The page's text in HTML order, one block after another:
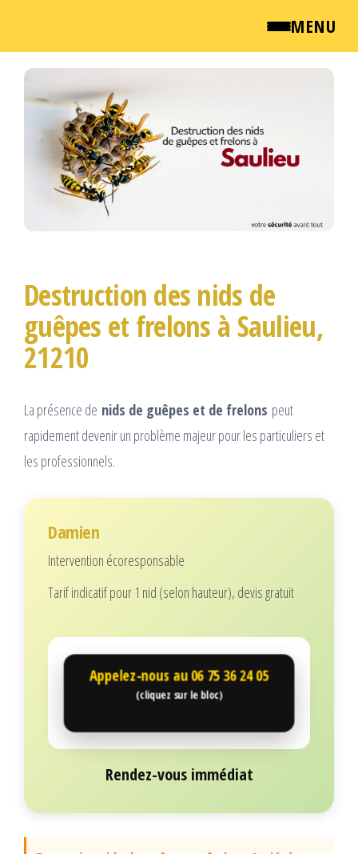
MENU
QUI SOMMES NOUS ?
NEWSROOM
TARIFS
Passer
Destruction des nids de
guêpes et frelons à Saulieu,
21210
La présence de nids de guêpes et de frelons peut
rapidement devenir un problème majeur pour les particuliers et
les professionnels.
Damien
Intervention écoresponsable
Tarif indicatif pour 1 nid (selon hauteur), devis gratuit
Appelez-nous au06 75 36 24 05
(cliquez sur le bloc)
Rendez-vous immédiat